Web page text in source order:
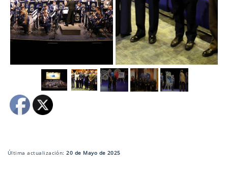
Última actualización:20 de Mayo de 2025